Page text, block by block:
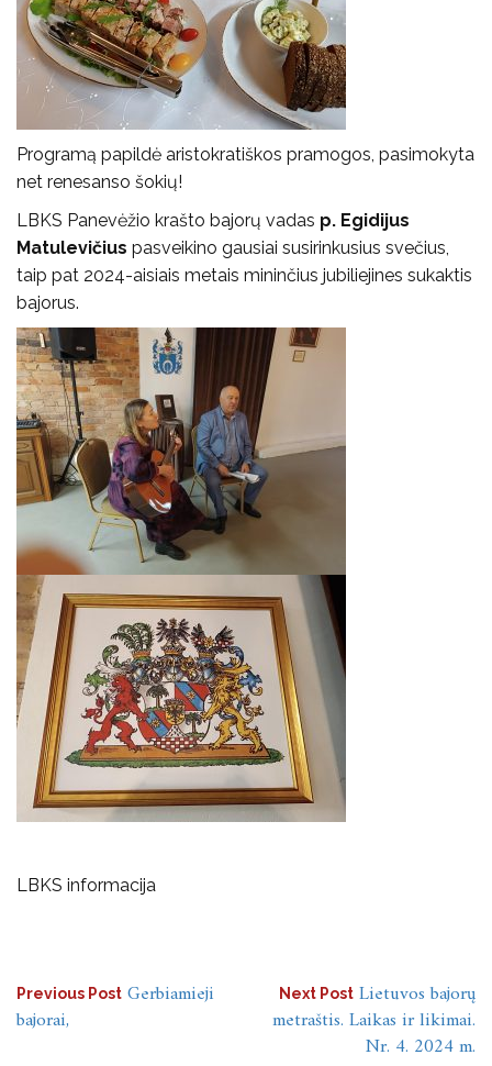
Programą papildė aristokratiškos pramogos, pasimokyta
net renesanso šokių!
LBKS Panevėžio krašto bajorų vadas p. Egidijus
Matulevičius pasveikino gausiai susirinkusius svečius,
taip pat 2024-aisiais metais mininčius jubiliejines sukaktis
bajorus.
LBKS informacija
Navigacija
tarp
Previous Post Gerbiamieji
bajorai,
Next Post Lietuvos bajorų
metraštis. Laikas ir likimai.
Nr. 4. 2024 m.